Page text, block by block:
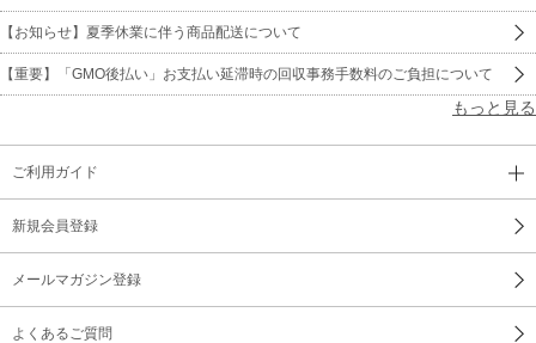
【お知らせ】夏季休業に伴う商品配送について
【重要】「GMO後払い」お支払い延滞時の回収事務手数料のご負担について
もっと見る
ご利用ガイド
新規会員登録
メールマガジン登録
よくあるご質問